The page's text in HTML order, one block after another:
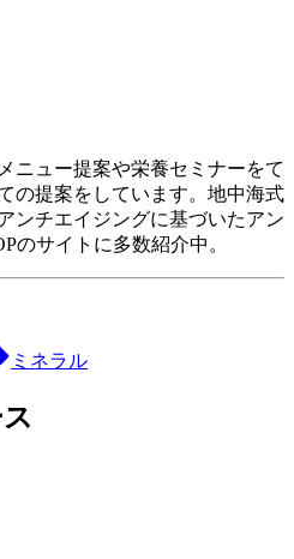
ニュー提案や栄養セミナーをて
の提案をしています。地中海式
ンチエイジングに基づいたアン
のサイトに多数紹介中。
ミネラル